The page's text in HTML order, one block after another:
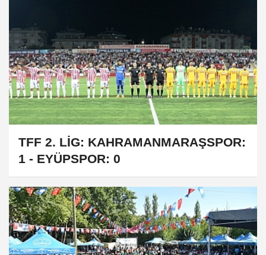
TFF 2. LİG: KAHRAMANMARAŞSPOR:
1 - EYÜPSPOR: 0